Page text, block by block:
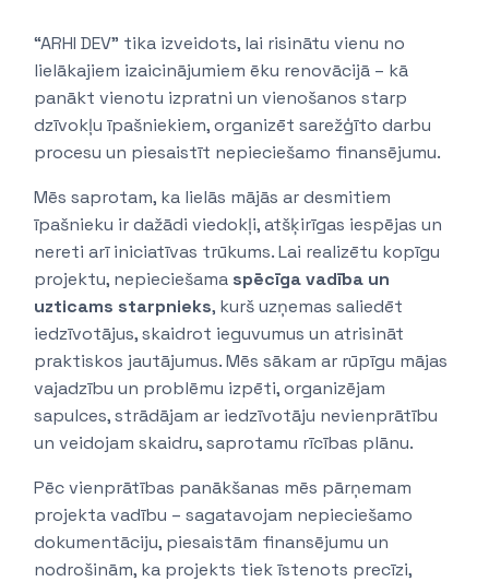
“ARHI DEV” tika izveidots, lai risinātu vienu no
lielākajiem izaicinājumiem ēku renovācijā – kā
panākt vienotu izpratni un vienošanos starp
dzīvokļu īpašniekiem, organizēt sarežģīto darbu
procesu un piesaistīt nepieciešamo finansējumu.
Mēs saprotam, ka lielās mājās ar desmitiem
īpašnieku ir dažādi viedokļi, atšķirīgas iespējas un
nereti arī iniciatīvas trūkums. Lai realizētu kopīgu
projektu, nepieciešama spēcīga vadība un
uzticams starpnieks, kurš uzņemas saliedēt
iedzīvotājus, skaidrot ieguvumus un atrisināt
praktiskos jautājumus. Mēs sākam ar rūpīgu mājas
vajadzību un problēmu izpēti, organizējam
sapulces, strādājam ar iedzīvotāju nevienprātību
un veidojam skaidru, saprotamu rīcības plānu.
Pēc vienprātības panākšanas mēs pārņemam
projekta vadību – sagatavojam nepieciešamo
dokumentāciju, piesaistām finansējumu un
nodrošinām, ka projekts tiek īstenots precīzi,